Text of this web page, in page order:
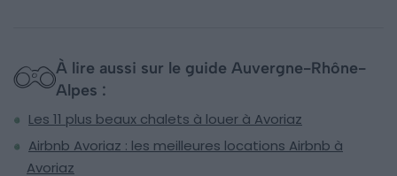
À lire aussi sur le guide Auvergne-Rhône-
Alpes :
Les 11 plus beaux chalets à louer à Avoriaz
Airbnb Avoriaz : les meilleures locations Airbnb à
Avoriaz